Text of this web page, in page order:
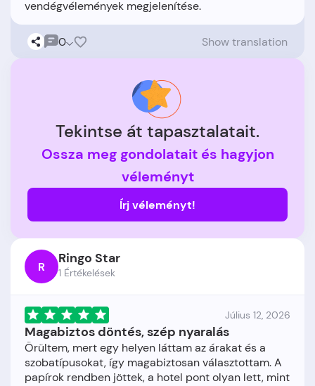
0 Show translation
Tekintse át tapasztalatait.
Ossza meg gondolatait és hagyjon
véleményt
Írj véleményt!
R Ringo Star
1 Értékelések
Július 12, 2026
Magabiztos döntés, szép nyaralás
Örültem, mert egy helyen láttam az árakat és a
szobatípusokat, így magabiztosan választottam. A
papírok rendben jöttek, a hotel pont olyan lett, mint